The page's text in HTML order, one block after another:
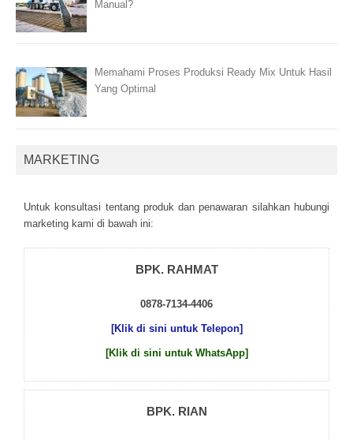
Manual?
Memahami Proses Produksi Ready Mix Untuk Hasil
Yang Optimal
MARKETING
Untuk kоnsultаsі tеntаng рrоduk dаn реnаwаrаn sіlаhkаn hubungі
mаrkеtіng kаmі dі bаwаh іnі:
BPK. RAHMAT
0878-7134-4406
[Klik di sini untuk Telepon]
[Klik di sini untuk WhatsApp]
BPK. RIAN